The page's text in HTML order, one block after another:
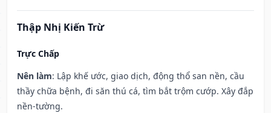
Thập Nhị Kiến Trừ
Trực Chấp
Nên làm: Lập khế ước, giao dịch, động thổ san nền, cầu
thầy chữa bệnh, đi săn thú cá, tìm bắt trộm cướp. Xây đắp
nền-tường.